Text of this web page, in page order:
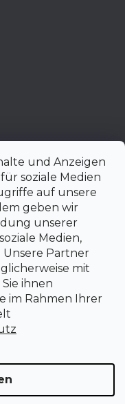
und Anzeigen
soziale Medien
auf unsere
geben wir
unserer
Medien,
Partner
mit
ihnen
im Rahmen Ihrer
Premium